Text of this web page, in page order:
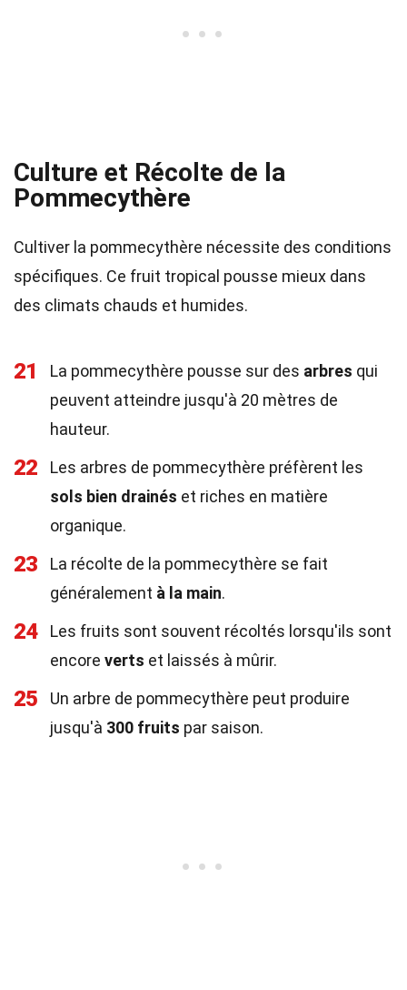
Culture et Récolte de la
Pommecythère
Cultiver la pommecythère nécessite des conditions
spécifiques. Ce fruit tropical pousse mieux dans
des climats chauds et humides.
21 La pommecythère pousse sur des arbres qui
peuvent atteindre jusqu'à 20 mètres de
hauteur.
22
Les arbres de pommecythère préfèrent les
sols bien drainés et riches en matière
organique.
23
La récolte de la pommecythère se fait
généralement à la main.
24
Les fruits sont souvent récoltés lorsqu'ils sont
encore verts et laissés à mûrir.
25
Un arbre de pommecythère peut produire
jusqu'à 300 fruits par saison.